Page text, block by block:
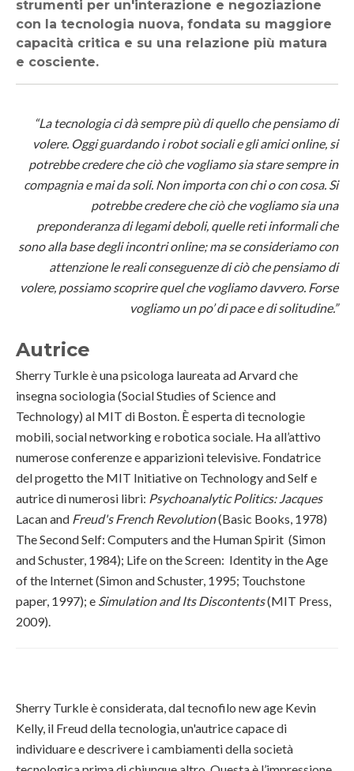
strumenti per un'interazione e negoziazione
con la tecnologia nuova, fondata su maggiore
capacità critica e su una relazione più matura
e cosciente.
“La tecnologia cidàsempre più di quello che pensiamo di
volere. Oggi guardando i robot sociali e gli amici online, si
potrebbe credere che ciò che vogliamo sia stare sempre in
compagnia e mai da soli. Non importa con chi o con cosa. Si
potrebbe credere che ciò che vogliamo sia una
preponderanza di legami deboli, quelle reti informali che
sono alla base degli incontri online; ma se consideriamo con
attenzione le reali conseguenze di ciò che pensiamo di
volere, possiamo scoprire quel che vogliamo davvero. Forse
vogliamo un po’ di pace e di solitudine.”
Autrice
Sherry Turkle è una psicologa laureata ad Arvard che
insegna sociologia (Social Studies of Science and
Technology) al MIT di Boston. È esperta di tecnologie
mobili, social networking e robotica sociale. Ha all’attivo
numerose conferenze e apparizioni televisive. Fondatrice
del progetto the MIT Initiative on Technology and Self e
autrice di numerosi libri: Psychoanalytic Politics: Jacques
Lacan and Freud's French Revolution(Basic Books, 1978)
The Second Self: Computers and the Human Spirit (Simon
and Schuster, 1984); Life on the Screen: Identity in the Age
of the Internet (Simon and Schuster, 1995; Touchstone
paper, 1997); e Simulation and Its Discontents(MIT Press,
2009).
Sherry Turkle è considerata, dal tecnofilo new age Kevin
Kelly, il Freud della tecnologia, un'autrice capace di
individuare e descrivere i cambiamenti della società